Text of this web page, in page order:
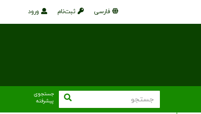
ورود ثبت‌نام فارسی
جستجوی
پیشرفته